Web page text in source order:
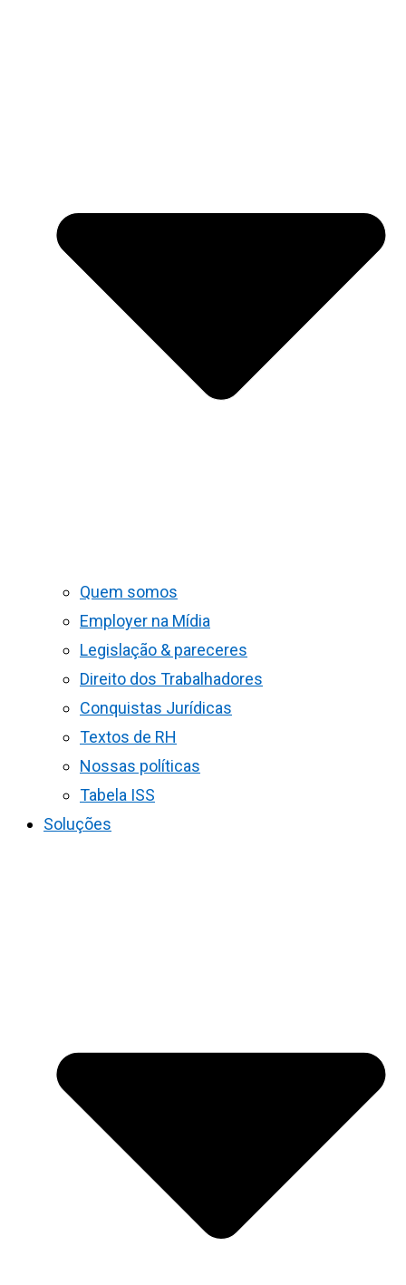
Quem somos
Employer na Mídia
Legislação & pareceres
Direito dos Trabalhadores
Conquistas Jurídicas
Textos de RH
Nossas políticas
Tabela ISS
Soluções